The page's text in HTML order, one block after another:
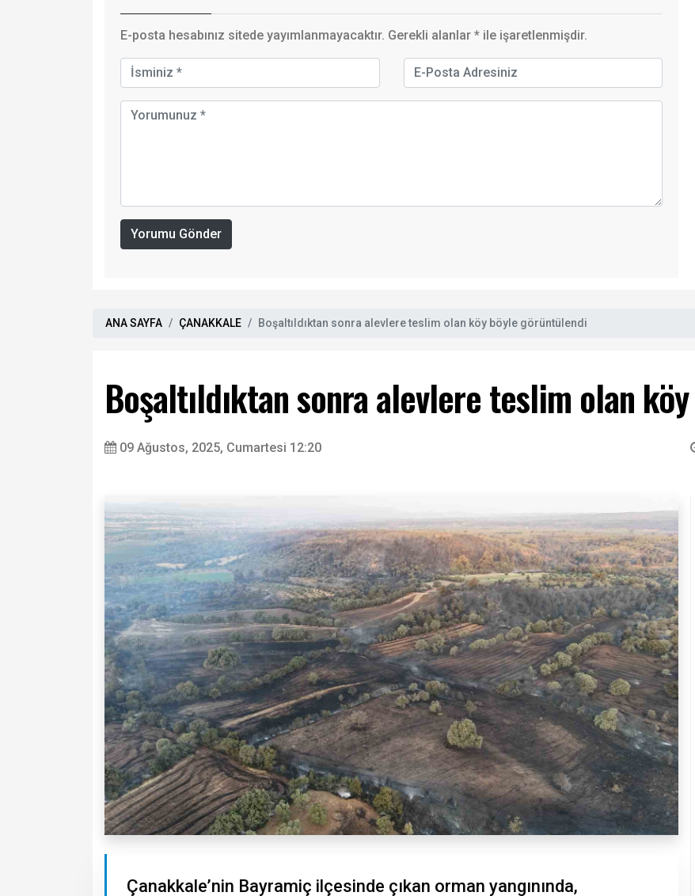
E-posta hesabınız sitede yayımlanmayacaktır. Gerekli alanlar * ile işaretlenmişdir.
Yorumu Gönder
ANA SAYFA ÇANAKKALE Boşaltıldıktan sonra alevlere teslim olan köy böyle görüntülendi
Boşaltıldıktan sonra alevlere teslim olan
09 Ağustos, 2025, Cumartesi 12:20
Çanakkale’nin Bayramiç ilçesinde çıkan orman yangınında,